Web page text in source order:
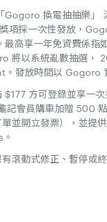
換電抽抽樂」
項採一次性發放，
高享一年免資費係指
將以系統亂數抽選，
發放時間以 Gogoro
方可登錄並享一
記會員購車加贈 500
單並開立發票），並
滾動式修正、暫停或